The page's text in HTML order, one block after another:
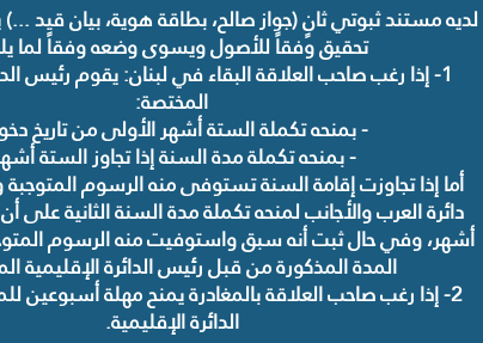
لديه مستند ثبوتي ثانٍ (جواز صالح، بطاقة هوية، بيان قيد ...)
تحقيق وفقاً للأصول ويسوى وضعه وفقاً لما
1- إذا رغب صاحب العلاقة البقاء في لبنان: يقوم رئيس
المختصة:
- بمنحه تكملة الستة أشهر الأولى من تاريخ
- بمنحه تكملة مدة السنة إذا تجاوز الستة
أما إذا تجاوزت إقامة السنة تستوفى منه الرسوم
دائرة العرب والأجانب لمنحه تكملة مدة السنة الثانية على
أشهر، وفي حال ثبت أنه سبق واستوفيت منه الرسوم
المدة المذكورة من قبل رئيس الدائرة الإقليمية
2- إذا رغب صاحب العلاقة بالمغادرة يمنح مهلة أسبوعين
الدائرة الإقليمية.